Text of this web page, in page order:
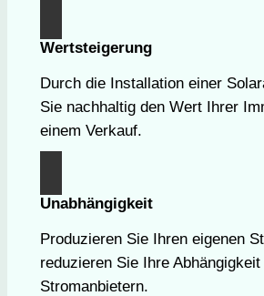
Wertsteigerung
Durch die Installation einer
Sie nachhaltig den Wert Ihrer
einem Verkauf.
Unabhängigkeit
Produzieren Sie Ihren eigenen
reduzieren Sie Ihre
Stromanbietern.